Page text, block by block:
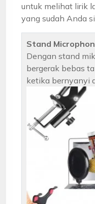
untuk melihat lirik
yang sudah Anda
Stand
Dengan stand
bergerak bebas
ketika bernyanyi